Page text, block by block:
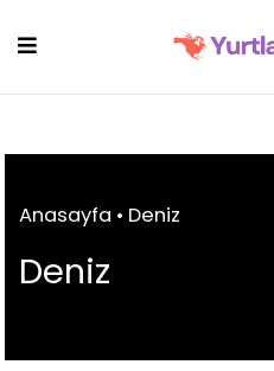
Anasayfa • Deniz
Deniz